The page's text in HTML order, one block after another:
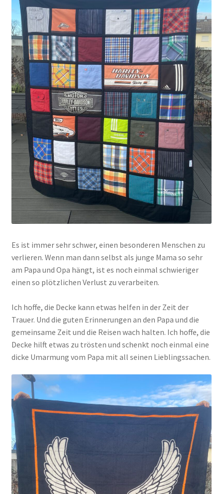
Es ist immer sehr schwer, einen besonderen Menschen zu
verlieren. Wenn man dann selbst als junge Mama so sehr
am Papa und Opa hängt, ist es noch einmal schwieriger
einen so plötzlichen Verlust zu verarbeiten.
Ich hoffe, die Decke kann etwas helfen in der Zeit der
Trauer. Und die guten Erinnerungen an den Papa und die
gemeinsame Zeit und die Reisen wach halten. Ich hoffe, die
Decke hilft etwas zu trösten und schenkt noch einmal eine
dicke Umarmung vom Papa mit all seinen Lieblingssachen.